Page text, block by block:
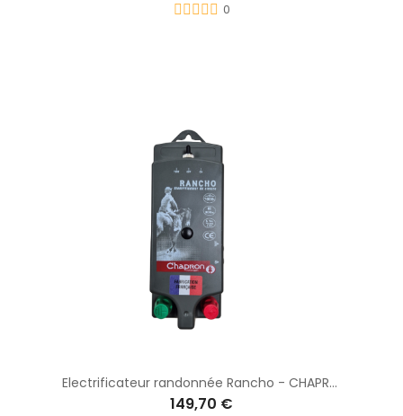
0
Electrificateur randonnée Rancho - CHAPRON
149,70 €